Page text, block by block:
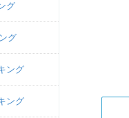
グ
グ
ング
ング